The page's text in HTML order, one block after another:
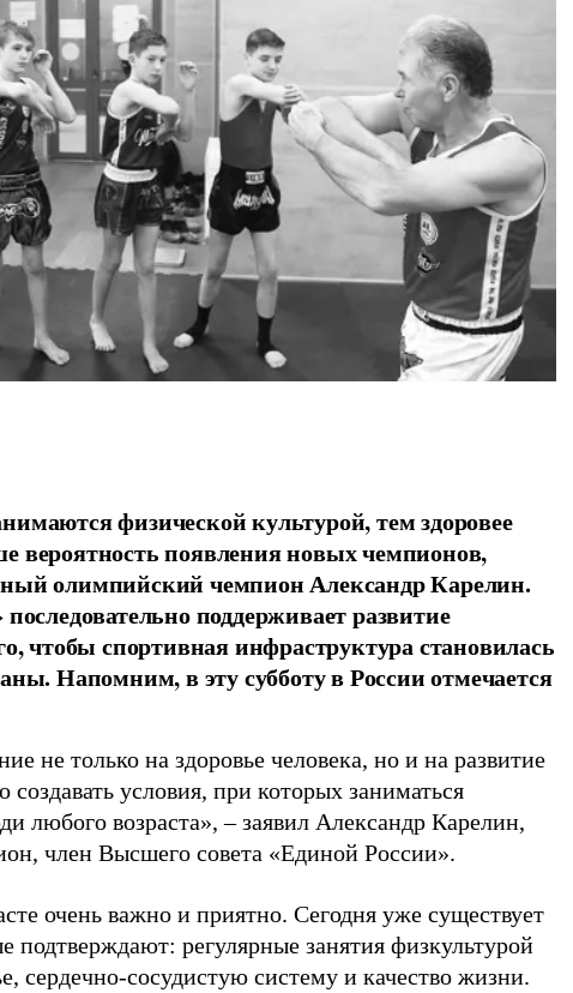
физической культурой, тем здоровее
вероятность появления новых чемпионов,
олимпийский чемпион Александр Карелин.
поддерживает развитие
чтобы спортивная инфраструктура становилась
Напомним, в эту субботу в России отмечается
не только на здоровье человека, но и на развитие
условия, при которых заниматься
любого возраста», – заявил Александр Карелин,
член Высшего совета «Единой России».
очень важно и приятно. Сегодня уже существует
подтверждают: регулярные занятия физкультурой
сердечно-сосудистую систему и качество жизни.